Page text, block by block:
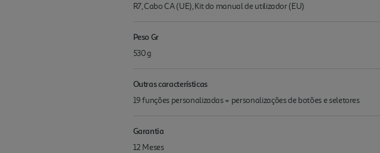
R7, Cabo CA (UE), Kit do manual de utilizador (EU)
Peso Gr
530 g
Outras características
19 funções personalizadas + personalizações de botões e seletores
Garantia
12 Meses